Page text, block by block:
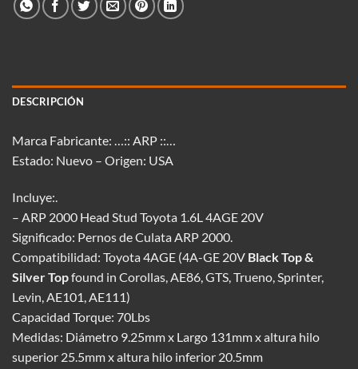
DESCRIPCIÓN
Marca Fabricante: …:: ARP ::…
Estado: Nuevo – Origen: USA
Incluye:.
– ARP 2000 Head Stud Toyota 1.6L 4AGE 20V
Significado: Pernos de Culata ARP 2000.
Compatibilidad: Toyota 4AGE (4A-GE 20V Black Top &
Silver Topfound in Corollas, AE86, GTS, Trueno, Sprinter,
Levin, AE101, AE111)
Capacidad Torque: 70Lbs
Medidas: Diámetro 9.25mm x Largo 131mm x altura hilo
superior 25.5mm x altura hilo inferior 20.5mm